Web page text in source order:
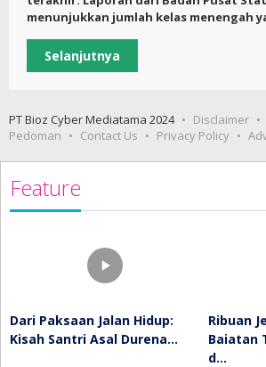
menunjukkan jumlah kelas menengah
Selanjutnya
PT Bioz Cyber Mediatama 2024 Disclaimer
Pedoman
Contact Us Privacy Policy
Feature
Dari Paksaan Jalan Hidup:
Kisah Santri Asal Durena…
Ribuan
Baiatan
d…